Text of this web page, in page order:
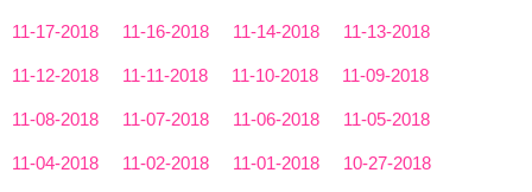
11-17-2018 11-16-2018 11-14-2018 11-13-2018
11-12-2018 11-11-2018 11-10-2018 11-09-2018
11-08-2018 11-07-2018 11-06-2018 11-05-2018
11-04-2018 11-02-2018 11-01-2018 10-27-2018